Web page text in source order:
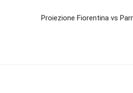
Proiezione Fiorentina vs